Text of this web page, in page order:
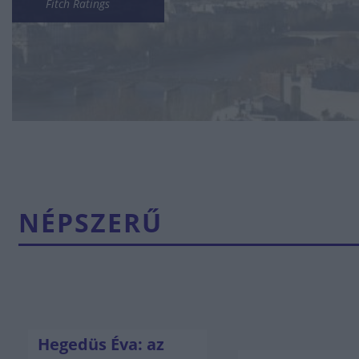
Fitch Ratings
NÉPSZERŰ
Hegedüs Éva: az